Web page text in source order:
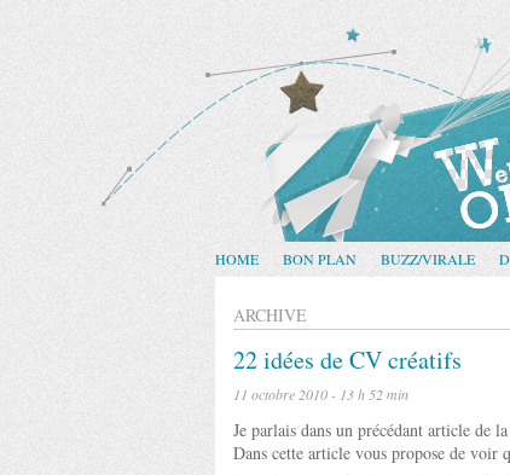
HOME BON PLAN BUZZ/VIRALE
ARCHIVE
22 idées de CV créatifs
11 octobre 2010 - 13 h 52 min
Je parlais dans un précédant article de
Dans cette article vous propose de voir